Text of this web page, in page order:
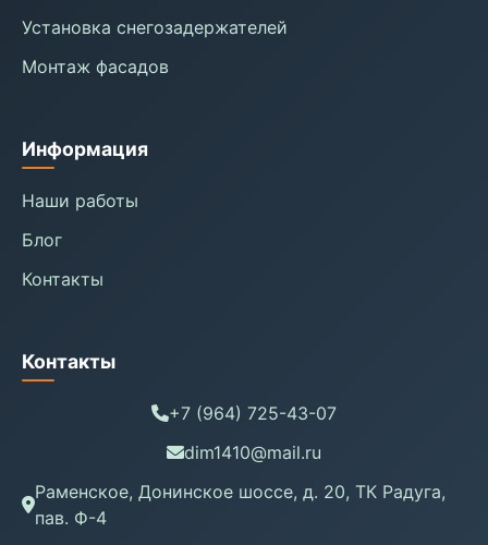
Установка снегозадержателей
Монтаж фасадов
Информация
Наши работы
Блог
Контакты
Контакты
+7 (964) 725-43-07
dim1410@mail.ru
Раменское, Донинское шоссе, д. 20, ТК Радуга,
пав. Ф-4